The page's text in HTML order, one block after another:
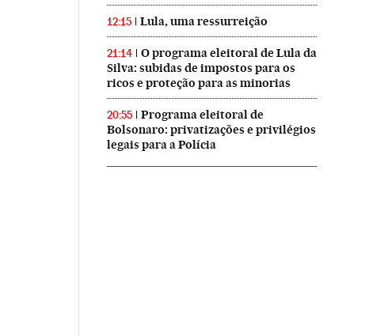
12:15 Lula, uma ressurreição
21:14
O programa eleitoral de Lula da
Silva: subidas de impostos para os
ricos e proteção para as minorias
20:55
Programa eleitoral de
Bolsonaro: privatizações e privilégios
legais para a Polícia